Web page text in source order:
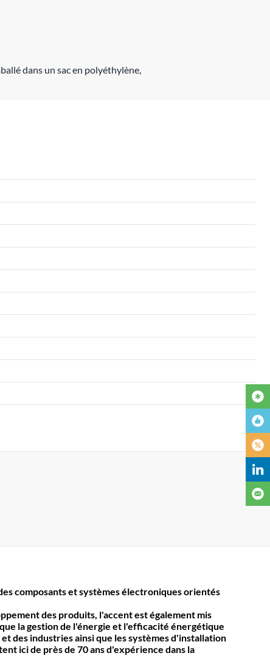
dans un sac en polyéthylène,
composants et systèmes électroniques orientés
des produits, l'accent est également mis
la gestion de l'énergie et l'efficacité énergétique
des industries ainsi que les systèmes d'installation
ici de près de 70 ans d'expérience dans la